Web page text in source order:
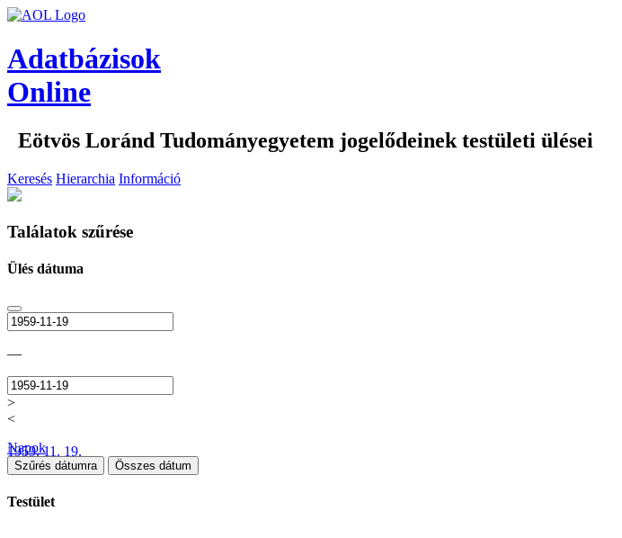
Adatbázisok
Online
Eötvös Loránd Tudományegyetem jogelődeinek testületi ülései
Keresés Hierarchia Információ
Találatok szűrése
Ülés dátuma
—
>
<
1959. 11. 19.
Napok
Szűrés dátumra Összes dátum
Testület